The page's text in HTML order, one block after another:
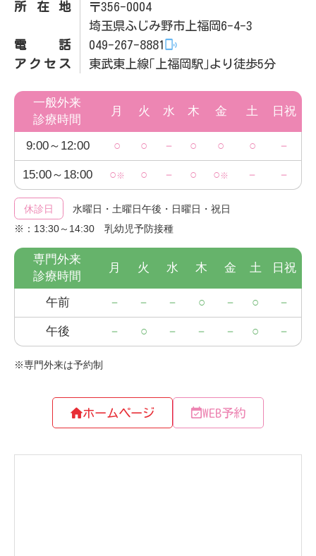
所在地
〒356-0004
埼玉県ふじみ野市上福岡6-4-3
電話
049-267-8881
アクセス
東武東上線｢上福岡駅｣より徒歩5分
ホームページ WEB予約